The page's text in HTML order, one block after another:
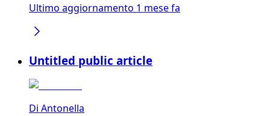
Ultimo aggiornamento 1 mese fa
Untitled public article
Di Antonella